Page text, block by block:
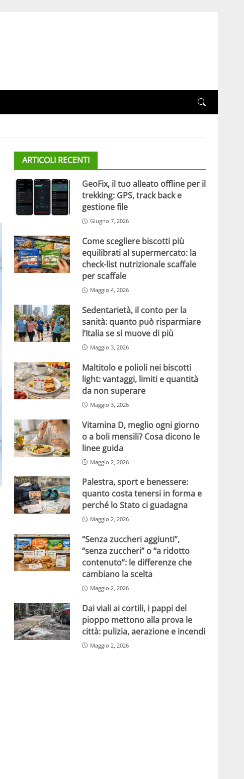
ARTICOLI RECENTI
GeoFix, il tuo alleato offline per il
trekking: GPS, track back e
gestione file
Giugno 7, 2026
Come scegliere biscotti più
equilibrati al supermercato: la
check-list nutrizionale scaffale
per scaffale
Maggio 4, 2026
Sedentarietà, il conto per la
sanità: quanto può risparmiare
l’Italia se si muove di più
Maggio 3, 2026
Maltitolo e polioli nei biscotti
light: vantaggi, limiti e quantità
da non superare
Maggio 3, 2026
Vitamina D, meglio ogni giorno
o a boli mensili? Cosa dicono le
linee guida
Maggio 2, 2026
Palestra, sport e benessere:
quanto costa tenersi in forma e
perché lo Stato ci guadagna
Maggio 2, 2026
“Senza zuccheri aggiunti”,
“senza zuccheri” o “a ridotto
contenuto”: le differenze che
cambiano la scelta
Maggio 2, 2026
Dai viali ai cortili, i pappi del
pioppo mettono alla prova le
città: pulizia, aerazione e incendi
Maggio 2, 2026